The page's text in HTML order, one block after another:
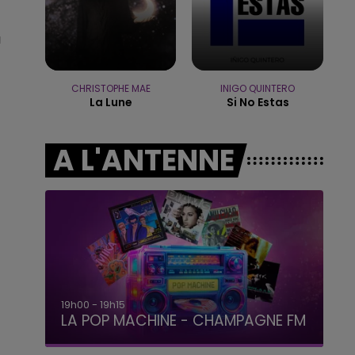
19h00 - 19h15
LA POP MACHINE - CHAMPAGNE FM
CHRISTOPHE MAE
La Lune
INIGO QUINTERO
Si No Estas
A L'ANTENNE
19h15 - 20h00
LA RADIO POP